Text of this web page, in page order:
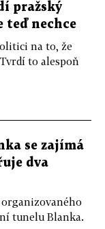
pražský
teď nechce
na to, že
to alespoň
se zajímá
dva
tunelu Blanka.